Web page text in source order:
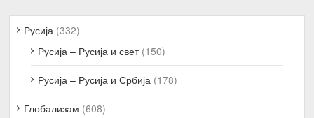
Русија (332)
Русија – Русија и свет(150)
Русија – Русија и Србија (178)
Глобализам (608)